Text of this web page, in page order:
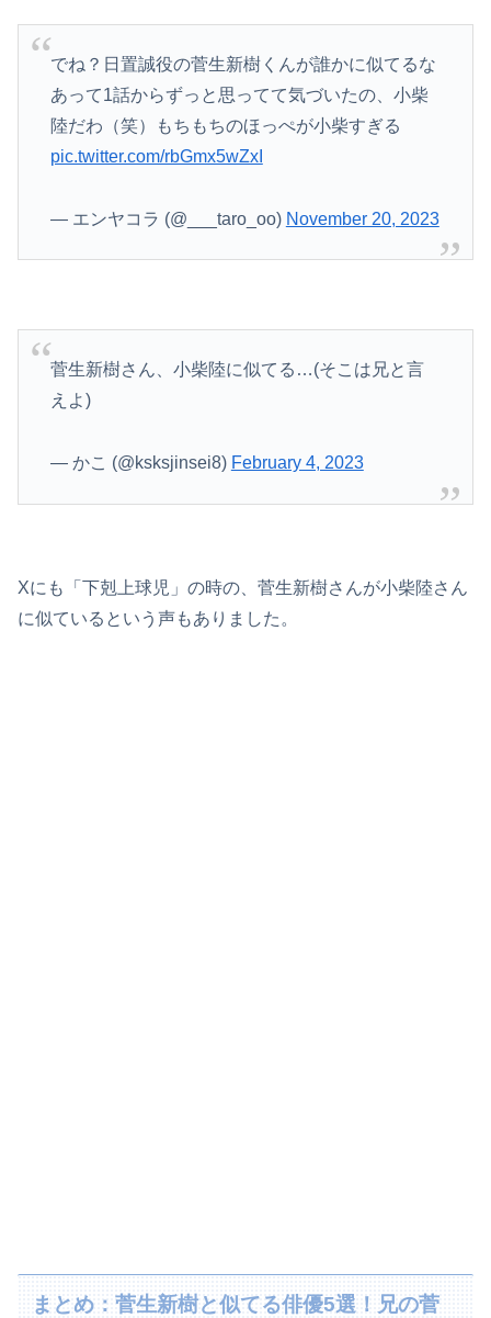
でね？日置誠役の菅生新樹くんが誰かに似てるな
あって1話からずっと思ってて気づいたの、小柴
陸だわ（笑）もちもちのほっぺが小柴すぎる
pic.twitter.com/rbGmx5wZxI
— エンヤコラ (@___taro_oo) November 20, 2023
菅生新樹さん、小柴陸に似てる…(そこは兄と言
えよ)
— かこ (@ksksjinsei8) February 4, 2023
Xにも「下剋上球児」の時の、菅生新樹さんが小柴陸さん
に似ているという声もありました。
まとめ：菅生新樹と似てる俳優5選！兄の菅